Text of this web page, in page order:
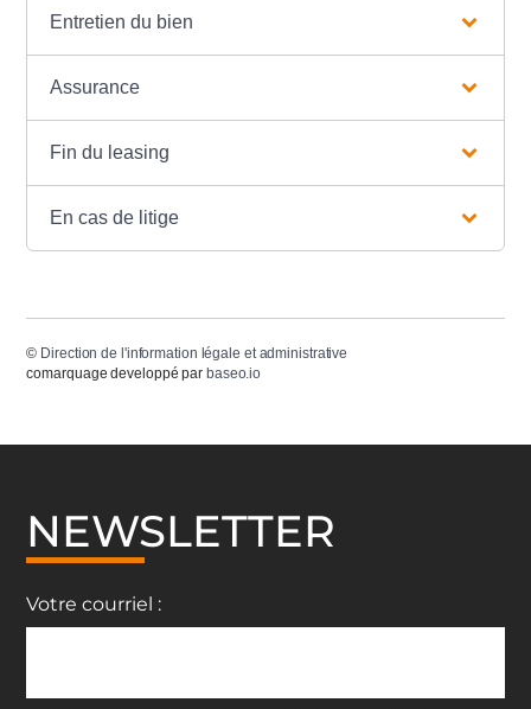
Entretien du bien
Assurance
Fin du leasing
En cas de litige
© Direction de l'information légale et administrative
comarquage developpé par baseo.io
NEWSLETTER
Votre courriel :